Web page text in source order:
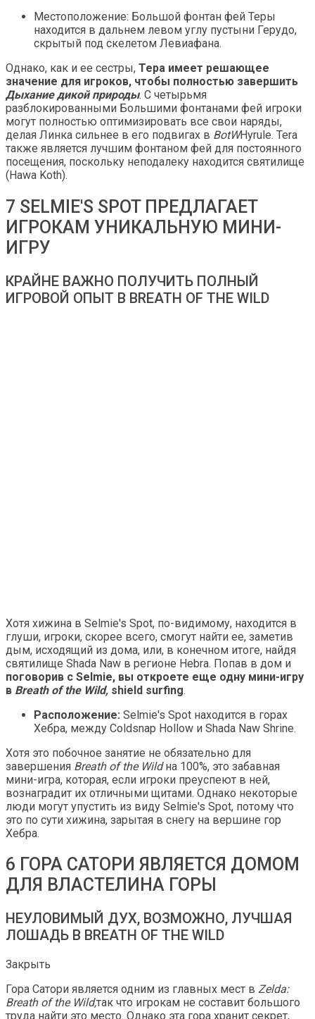
Местоположение: Большой фонтан фей Теры
находится в дальнем левом углу пустыни Герудо,
скрытый под скелетом Левиафана.
Однако, как и ее сестры, Тера имеет решающее
значение для игроков, чтобы полностью завершить
Дыхание дикой природы. С четырьмя
разблокированными Большими фонтанами фей игроки
могут полностью оптимизировать все свои наряды,
делая Линка сильнее в его подвигах в BotWHyrule. Tera
также является лучшим фонтаном фей для постоянного
посещения, поскольку неподалеку находится святилище
(Hawa Koth).
7 SELMIE'S SPOT ПРЕДЛАГАЕТ
ИГРОКАМ УНИКАЛЬНУЮ МИНИ-
ИГРУ
КРАЙНЕ ВАЖНО ПОЛУЧИТЬ ПОЛНЫЙ
ИГРОВОЙ ОПЫТ В BREATH OF THE WILD
Хотя хижина в Selmie's Spot, по-видимому, находится в
глуши, игроки, скорее всего, смогут найти ее, заметив
дым, исходящий из дома, или, в конечном итоге, найдя
святилище Shada Naw в регионе Hebra. Попав в дом и
поговорив с Selmie, вы откроете еще одну мини-игру
в Breath of the Wild, shield surfing.
Расположение: Selmie's Spot находится в горах
Хебра, между Coldsnap Hollow и Shada Naw Shrine.
Хотя это побочное занятие не обязательно для
завершения Breath of the Wildна 100%, это забавная
мини-игра, которая, если игроки преуспеют в ней,
вознаградит их отличными щитами. Однако некоторые
люди могут упустить из виду Selmie's Spot, потому что
это по сути хижина, зарытая в снегу на вершине гор
Хебра.
6 ГОРА САТОРИ ЯВЛЯЕТСЯ ДОМОМ
ДЛЯ ВЛАСТЕЛИНА ГОРЫ
НЕУЛОВИМЫЙ ДУХ, ВОЗМОЖНО, ЛУЧШАЯ
ЛОШАДЬ В BREATH OF THE WILD
Закрыть
Гора Сатори является одним из главных мест в Zelda:
Breath of the Wild,так что игрокам не составит большого
труда найти это место. Однако эта гора хранит секрет,